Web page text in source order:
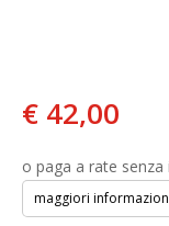
€ 42,00
o paga a rate senza
maggiori